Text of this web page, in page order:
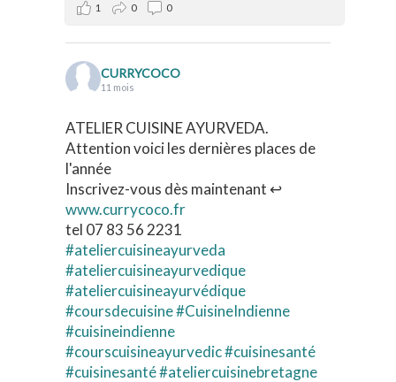
1 0 0
CURRYCOCO
11 mois
ATELIER CUISINE AYURVEDA.
Attention voici les dernières places de
l'année
Inscrivez-vous dès maintenant ↩️
www.currycoco.fr
tel 07 83 56 2231
#ateliercuisineayurveda
#ateliercuisineayurvedique
#ateliercuisineayurvédique
#coursdecuisine#CuisineIndienne
#cuisineindienne
#courscuisineayurvedic#cuisinesanté
#cuisinesanté#ateliercuisinebretagne